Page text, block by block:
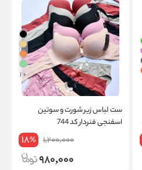
+ 1
ست لباس زیر شورت و سوتین
اسفنجی فنردار کد 744
1,200,000
18%
980,000